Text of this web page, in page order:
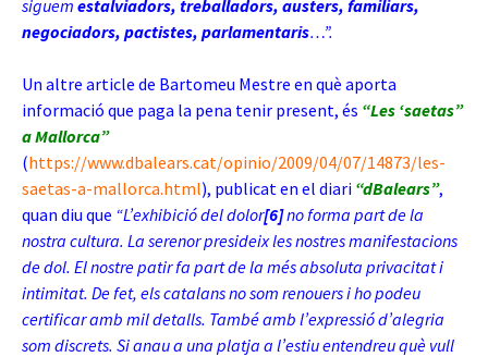
siguem estalviadors, treballadors, austers, familiars,
negociadors, pactistes, parlamentaris…”.
Un altre article de Bartomeu Mestre en què aporta
informació que paga la pena tenir present, és “Les ‘saetas”
a Mallorca”
(https://www.dbalears.cat/opinio/2009/04/07/14873/les-
saetas-a-mallorca.html), publicat en el diari “dBalears”,
quan diu que “L’exhibició del dolor[6]no forma part de la
nostra cultura. La serenor presideix les nostres manifestacions
de dol. El nostre patir fa part de la més absoluta privacitat i
intimitat. De fet, els catalans no som renouers i ho podeu
certificar amb mil detalls. També amb l’expressió d’alegria
som discrets. Si anau a una platja a l’estiu entendreu què vull